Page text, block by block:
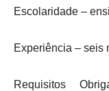
Escolaridade –
Experiência – seis
Requisitos